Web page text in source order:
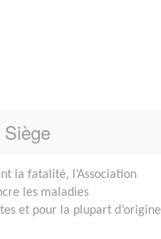
la fatalité, l’Association
les maladies
et pour la plupart d’origine